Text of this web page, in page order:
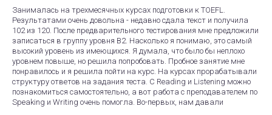
Занималась на трехмесячных курсах подготовки к TOEFL.
Результатами очень довольна - недавно сдала текст и получила
102 из 120. После предварительного тестирования мне предложили
записаться в группу уровня B2. Насколько я понимаю, это самый
высокий уровень из имеющихся. Я думала, что было бы неплохо
уровнем повыше, но решила попробовать. Пробное занятие мне
понравилось и я решила пойти на курс. На курсах прорабатывали
структуру ответов на задания теста. С Reading и Listening можно
познакомиться самостоятельно, а вот работа с преподавателем по
Speaking и Writing очень помогла. Во-первых, нам давали